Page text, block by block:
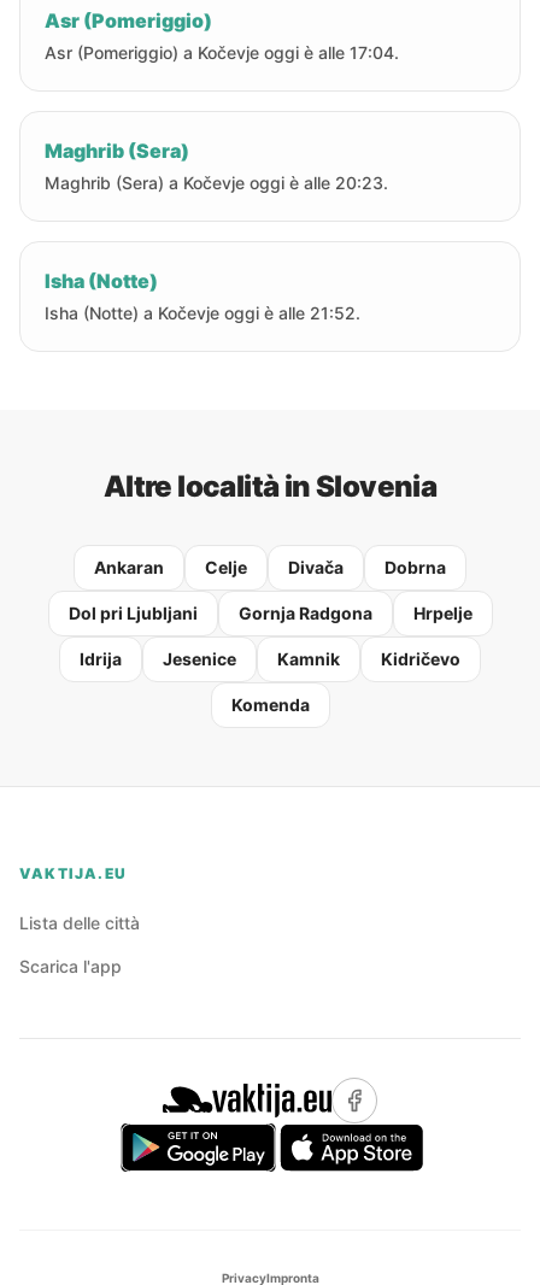
Asr (Pomeriggio)
Asr (Pomeriggio) a Kočevje oggi è alle 17:04.
Maghrib (Sera)
Maghrib (Sera) a Kočevje oggi è alle 20:23.
Isha (Notte)
Isha (Notte) a Kočevje oggi è alle 21:52.
Altre località in Slovenia
Ankaran Celje Divača Dobrna
Dol pri Ljubljani Gornja Radgona Hrpelje
Idrija Jesenice Kamnik Kidričevo
Komenda
VAKTIJA.EU
Lista delle città
Scarica l'app
PrivacyImpronta